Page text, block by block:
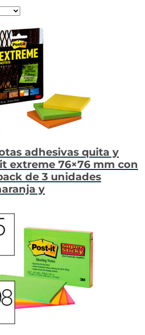
adhesivas quita y
extreme 76×76 mm con
de 3 unidades
y